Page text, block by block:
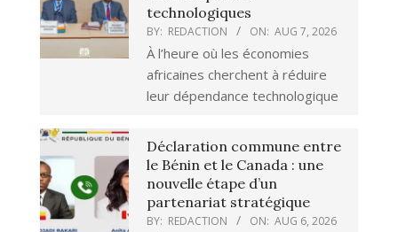
technologiques
BY: REDACTION ON: AUG 7, 2026
À l’heure où les économies
africaines cherchent à réduire
leur dépendance technologique
Déclaration commune entre
le Bénin et le Canada : une
nouvelle étape d’un
partenariat stratégique
BY: REDACTION ON: AUG 6, 2026